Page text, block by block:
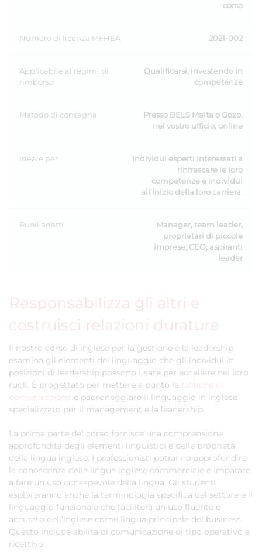
corso
Numero di licenza MFHEA 2021-002
Applicabile ai regimi di
rimborso
Qualificarsi, investendo in
competenze
Metodo di consegna
Presso BELS Malta o Gozo,
nel vostro ufficio, online
Ideale per
Individui esperti interessati a
rinfrescare le loro
competenze e individui
all'inizio della loro carriera.
Ruoli adatti
Manager, team leader,
proprietari di piccole
imprese, CEO, aspiranti
leader
Responsabilizza gli altri e
costruisci relazioni durature
Il nostro corso di inglese per la gestione e la leadership
esamina gli elementi del linguaggio che gli individui in
posizioni di leadership possono usare per eccellere nei loro
ruoli. È progettato per mettere a punto le tattiche di
comunicazione e padroneggiare il linguaggio in inglese
specializzato per il management e la leadership.
La prima parte del corso fornisce una comprensione
approfondita degli elementi linguistici e delle proprietà
della lingua inglese. I professionisti potranno approfondire
la conoscenza della lingua inglese commerciale e imparare
a fare un uso consapevole della lingua. Gli studenti
esploreranno anche la terminologia specifica del settore e il
linguaggio funzionale che faciliterà un uso fluente e
accurato dell’inglese come lingua principale del business.
Questo include abilità di comunicazione di tipo operativo e
ricettivo.